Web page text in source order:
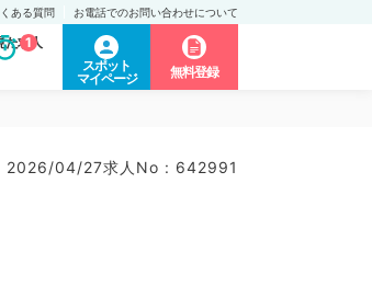
くある質問 お電話でのお問い合わせについて
た求人
1
スポット
マイページ
無料登録
2026/04/27求人No : 642991